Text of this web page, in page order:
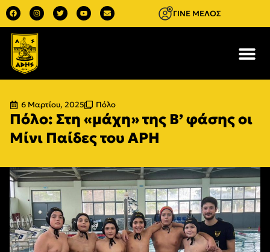
ΓΙΝΕ ΜΕΛΟΣ
6 Μαρτίου, 2025 Πόλο
Πόλο: Στη «μάχη» της Β’ φάσης οι
Μίνι Παίδες του ΑΡΗ